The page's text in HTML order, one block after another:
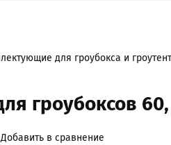
для гроубокса и
гроубоксов
Добавить в сравнение